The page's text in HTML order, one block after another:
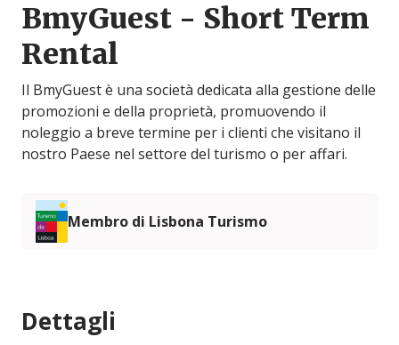
BmyGuest - Short Term
Rental
Il BmyGuest è una società dedicata alla gestione delle
promozioni e della proprietà, promuovendo il
noleggio a breve termine per i clienti che visitano il
nostro Paese nel settore del turismo o per affari.
Membro di Lisbona Turismo
Dettagli